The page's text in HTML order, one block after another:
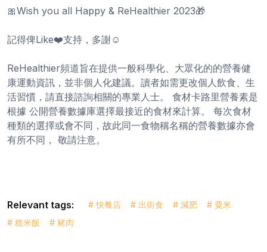
🎀Wish you all Happy & ReHealthier 2023🎁
記得俾Like❤️支持，多謝☺️
ReHealthier頻道旨在提供一般科學化、大眾化的的營養健
康運動資訊，並非個人化建議。讀者如需更改個人飲食、生
活習慣，請直接諮詢相關的專業人士。 食材卡路里營養素是
根據 公開營養數據庫選擇最接近的食材來計算。 每次食材
種類的選擇或會不同，故此同一食物稱名稱的營養數據亦會
有所不同， 敬請注意。
Relevant tags: # 快餐店 # 出街食 # 減肥
# 粟米
# 糙米飯
# 豬肉